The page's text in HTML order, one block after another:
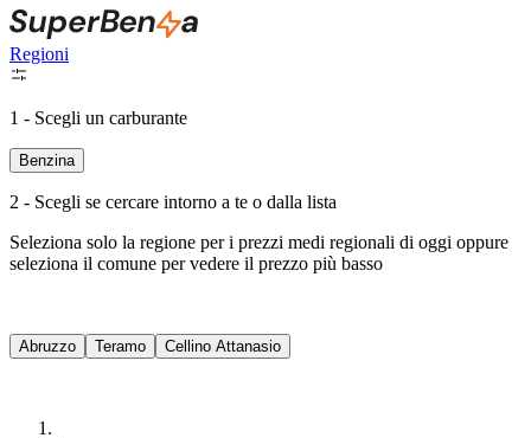
Regioni
1 - Scegli un carburante
Benzina
2 - Scegli se cercare intorno a te o dalla lista
Seleziona solo la regione per i prezzi medi regionali di oggi oppure
seleziona il comune per vedere il prezzo più basso
Abruzzo Teramo Cellino Attanasio